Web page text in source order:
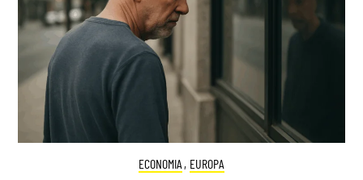
ECONOMIA , EUROPA